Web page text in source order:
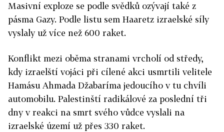
Masivní exploze se podle svědků ozývají také z
pásma Gazy. Podle listu sem Haaretz izraelské síly
vyslaly už více než 600 raket.
Konflikt mezi oběma stranami vrcholí od středy,
kdy izraelští vojáci při cílené akci usmrtili velitele
Hamásu Ahmada Džabaríma jedoucího v tu chvíli
automobilu. Palestinští radikálové za poslední tři
dny v reakci na smrt svého vůdce vyslali na
izraelské území už přes 330 raket.